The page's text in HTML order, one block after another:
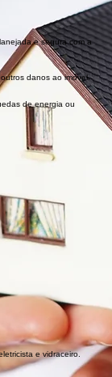
vários tipos de
encanador, chaveiro,
vidas.
da melhor maneira
e segura com a
danos ao imóvel.
de energia ou